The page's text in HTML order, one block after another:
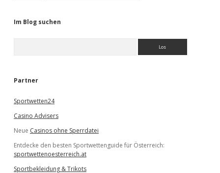
Im Blog suchen
e
Partner
Sportwetten24
Casino Advisers
Neue Casinos ohne Sperrdatei
Entdecke den besten Sportwettenguide für Österreich:
sportwettenoesterreich.at
Sportbekleidung & Trikots